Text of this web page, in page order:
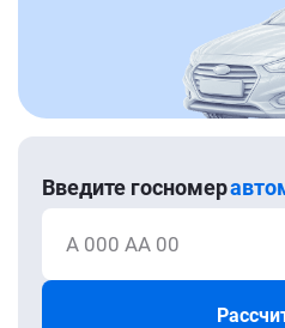
Введите госномер
А 000 АА 00